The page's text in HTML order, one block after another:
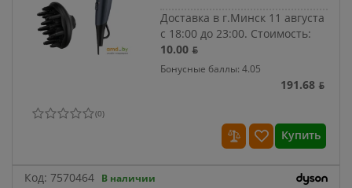
Доставка в г.Минск 11 августа
с 18:00 до 23:00. Стоимость:
10.00 ƃ
Бонусные баллы: 4.05
191.68 ƃ
(0)
Купить
Код: 7570464 В наличии